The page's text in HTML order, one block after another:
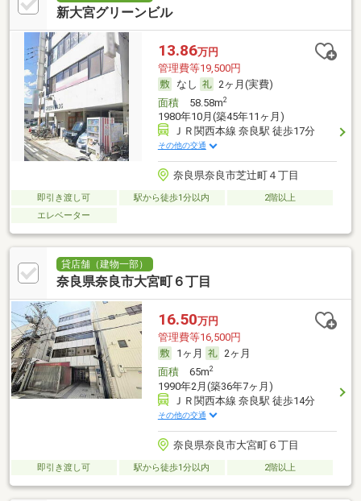
新大宮グリーンビル
13.86万円
管理費等19,500円
なし
2ヶ月(実費)
面積58.58m2
1980年10月(築45年11ヶ月)
ＪＲ関西本線 奈良駅 徒歩17分
その他の交通
奈良県奈良市芝辻町４丁目
即引き渡し可 駅から徒歩1分以内
2階以上
エレベーター
貸店舗（建物一部）
奈良県奈良市大宮町６丁目
16.50万円
管理費等16,500円
1ヶ月
2ヶ月
面積65m2
1990年2月(築36年7ヶ月)
ＪＲ関西本線 奈良駅 徒歩14分
その他の交通
奈良県奈良市大宮町６丁目
即引き渡し可 駅から徒歩1分以内 2階以上